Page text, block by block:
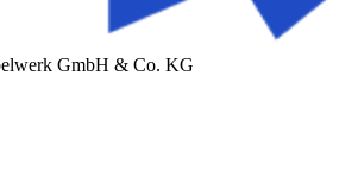
GmbH & Co. KG